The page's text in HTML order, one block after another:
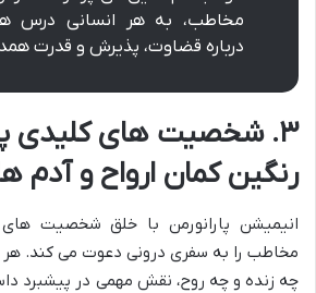
مخاطب، به هر انسانی درس
درباره قضاوت، پذیرش و قدرت
۳. شخصیت های کلیدی
رنگین کمان ارواح و آدم
انیمیشن پارانورمن با خلق شخصیت
مخاطب را به سفری درونی دعوت می کند.
چه زنده و چه روح، نقش مهمی در پیشبرد